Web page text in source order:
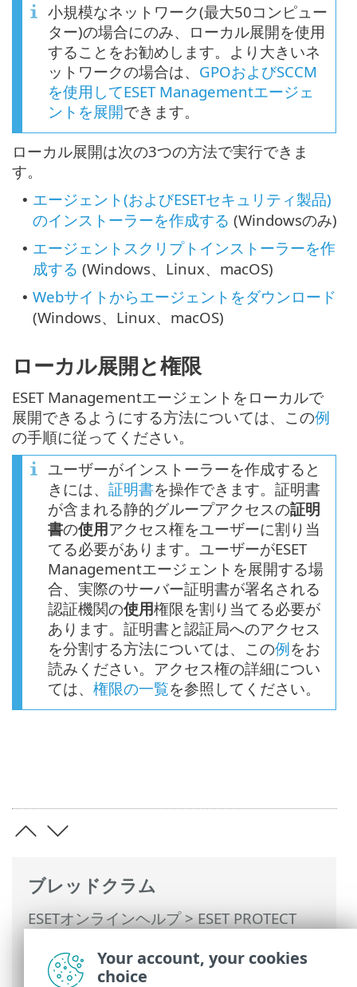
ブレッドクラム
ESETオンラインヘルプ>ESET PROTECT
Managementエージェント展開> ローカル
展開
小規模なネットワーク(最大50コンピュー
ター)の場合にのみ、ローカル展開を使用
することをお勧めします。より大きいネ
ットワークの場合は、 GPOおよびSCCM
を使用してESET Managementエージェ
ントを展開できます。
ローカル展開は次の3つの方法で実行できま
す。
• エージェント(およびESETセキュリティ製品)
のインストーラーを作成する (Windowsのみ)
• エージェントスクリプトインストーラーを作
成する (Windows、Linux、macOS)
• Webサイトからエージェントをダウンロード
(Windows、Linux、macOS)
ローカル展開と権限
ESET Managementエージェントをローカルで
展開できるようにする方法については、この例
の手順に従ってください。
ユーザーがインストーラーを作成すると
きには、 証明書を操作できます。証明書
が含まれる静的グループアクセスの証明
書の使用アクセス権をユーザーに割り当
てる必要があります。ユーザーがESET
Managementエージェントを展開する場
合、実際のサーバー証明書が署名される
認証機関の使用権限を割り当てる必要が
あります。証明書と認証局へのアクセス
を分割する方法については、この例をお
読みください。アクセス権の詳細につい
ては、 権限の一覧を参照してください。
Your account, your cookies
choice